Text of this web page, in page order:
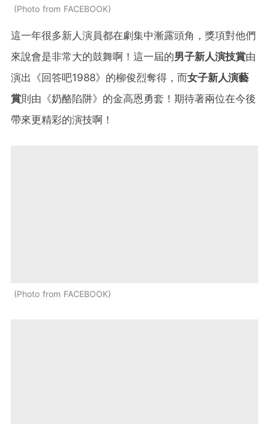
Photo from FACEBOOK
這一年很多新人演員都在劇集中漸露頭角，獎項對他們
來說會是非常大的鼓舞啊！這一屆的男子新人演技賞由
演出《回答吧1988》的柳俊烈奪得，而女子新人演藝
賞則由《奶酪陷阱》的金高恩勇套！期待著兩位在今後
帶來更精彩的演技啊！
Photo from FACEBOOK